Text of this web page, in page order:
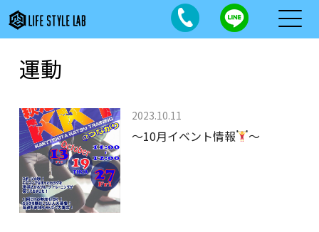
運動
2023.10.11
～10月イベント情報 ～